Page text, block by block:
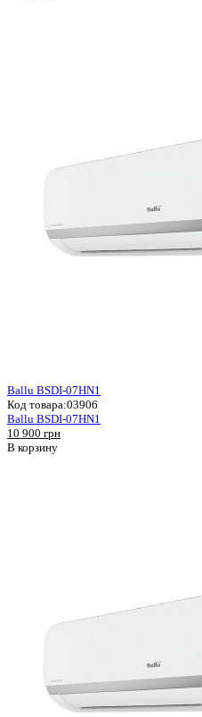
Ballu BSDI-07HN1
Код товара:03906
Ballu BSDI-07HN1
10 900 грн
В корзину